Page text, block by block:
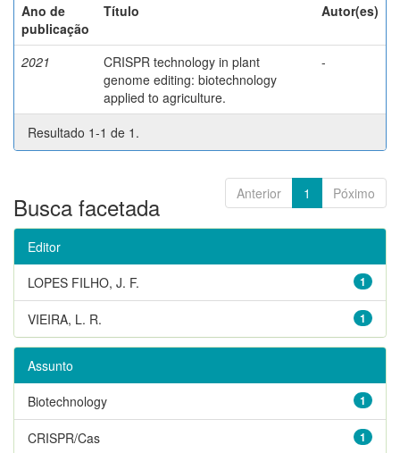
Ano de
publicação
Título Autor(es)
2021
CRISPR technology in plant
genome editing: biotechnology
applied to agriculture.
-
Resultado 1-1 de 1.
Anterior 1 Póximo
Busca facetada
Editor
1
LOPES FILHO, J. F.
1
VIEIRA, L. R.
Assunto
1
Biotechnology
1
CRISPR/Cas